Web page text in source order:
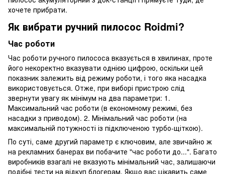
хочете прибрати.
Як вибрати ручний пилосос Roidmi?
Час роботи
Час роботи ручного пилососа вказується в хвилинах, проте
його некоректно вказувати однією цифрою, оскільки цей
показник залежить від режиму роботи, і того яка насадка
використовується. Отже, при виборі пристрою слід
звернути увагу як мінімум на два параметри: 1.
Максимальний час роботи (в економному режимі, без
насадки з приводом). 2. Мінімальний час роботи (на
максимальній потужності із підключеною турбо-щіткою).
По суті, саме другий параметр є ключовим, але звичайно ж
на рекламних банерах ви побачите "час роботи до...". Багато
виробників взагалі не вказують мінімальний час, залишаючи
подібні тести на відкуп блогерам. Якщо вас цікавить саме